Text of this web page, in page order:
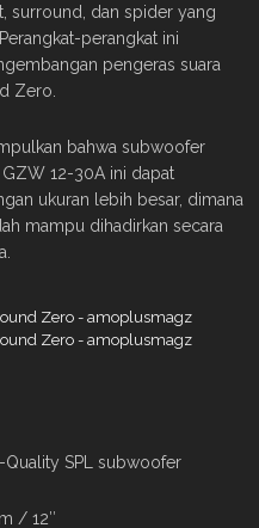
surround, dan spider yang
perangkat ini
pengeras suara
Zero.
bahwa subwoofer
GZW 12-30A ini dapat
ukuran lebih besar, dimana
mampu dihadirkan secara
subwoofer